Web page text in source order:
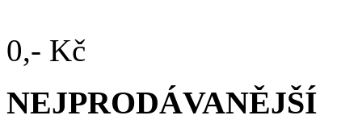
0,- Kč
NEJPRODÁVANĚJŠÍ